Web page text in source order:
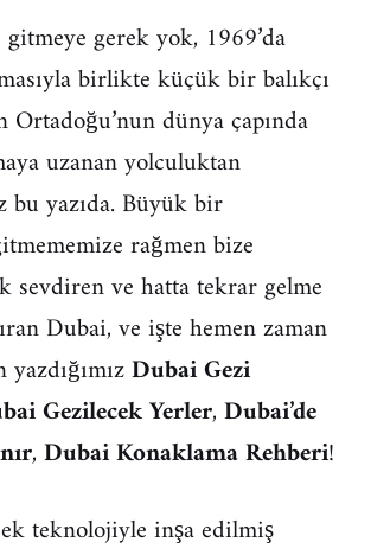
gerek yok, 1969’da
birlikte küçük bir balıkçı
Ortadoğu’nun dünya çapında
uzanan yolculuktan
bu yazıda. Büyük bir
rağmen bize
sevdiren ve hatta tekrar gelme
Dubai, ve işte hemen zaman
Dubai Gezi
Gezilecek Yerler,Dubai’de
,Dubai Konaklama Rehberi!
teknolojiyle inşa edilmiş